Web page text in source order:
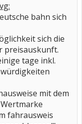
bahn sich
sich die
preisauskunft.
tage inkl.
mit dem
fahrausweis